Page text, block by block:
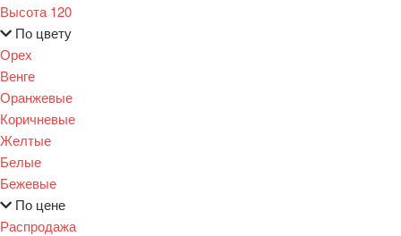
Высота 120
По цвету
Орех
Венге
Оранжевые
Коричневые
Желтые
Белые
Бежевые
По цене
Распродажа